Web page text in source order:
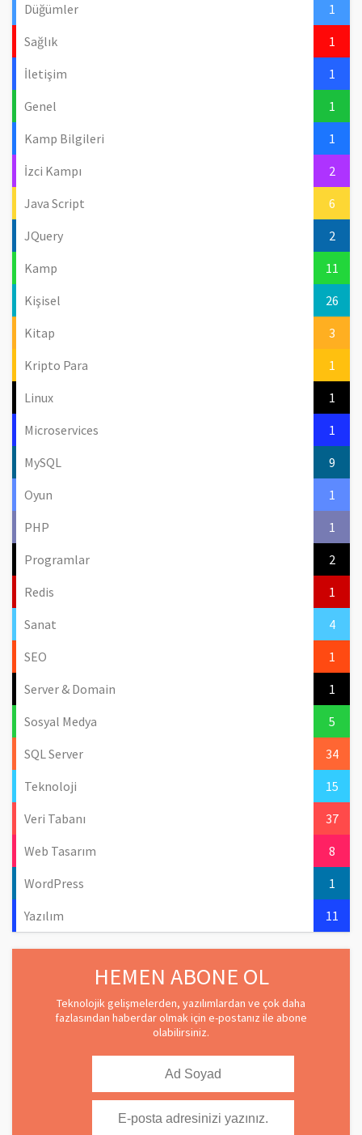
Düğümler
1
Sağlık
1
İletişim
1
Genel
1
Kamp Bilgileri
1
İzci Kampı
2
Java Script
6
JQuery
2
Kamp
11
Kişisel
26
Kitap
3
Kripto Para
1
Linux
1
Microservices
1
MySQL
9
Oyun
1
PHP
1
Programlar
2
Redis
1
Sanat
4
SEO
1
Server & Domain
1
Sosyal Medya
5
SQL Server
34
Teknoloji
15
Veri Tabanı
37
Web Tasarım
8
WordPress
1
Yazılım
11
HEMEN ABONE OL
Teknolojik gelişmelerden, yazılımlardan ve çok daha
fazlasından haberdar olmak için e-postanız ile abone
olabilirsiniz.